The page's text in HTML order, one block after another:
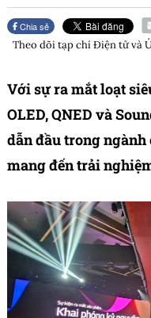
Chia sẻ
Theo dõi tạp chíĐiện tử và
Với sự ra mắt loạt
OLED, QNED và
dẫn đầu trong
mang đến trải